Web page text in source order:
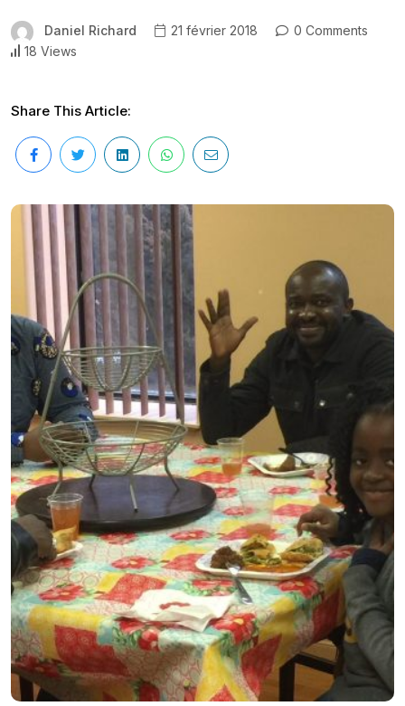
Daniel Richard 21 février 2018
0 Comments
18 Views
Share This Article: